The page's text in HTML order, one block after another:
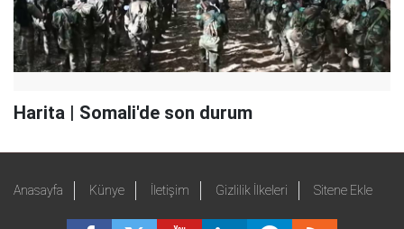
Harita | Somali'de son durum
Anasayfa Künye İletişim Gizlilik İlkeleri Sitene Ekle